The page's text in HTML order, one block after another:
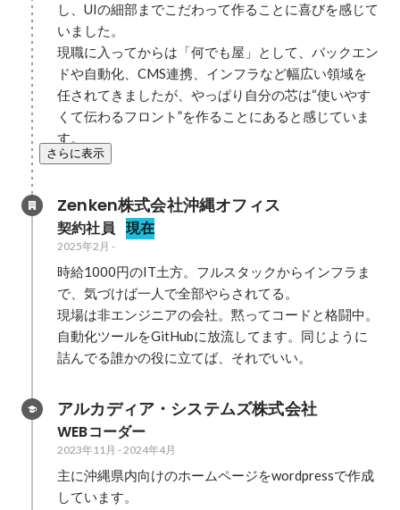
し、UIの細部までこだわって作ることに喜びを感じて
いました。
現職に入ってからは「何でも屋」として、バックエン
ドや自動化、CMS連携、インフラなど幅広い領域を
任されてきましたが、やっぱり自分の芯は“使いやす
くて伝わるフロント”を作ることにあると感じていま
す。
さらに表示
Zenken株式会社沖縄オフィス
契約社員 現在
2025年2月 -
時給1000円のIT土方。フルスタックからインフラま
で、気づけば一人で全部やらされてる。
現場は非エンジニアの会社。黙ってコードと格闘中。
自動化ツールをGitHubに放流してます。同じように
詰んでる誰かの役に立てば、それでいい。
アルカディア・システムズ株式会社
WEBコーダー
2023年11月 -2024年4月
主に沖縄県内向けのホームページをwordpressで作成
しています。